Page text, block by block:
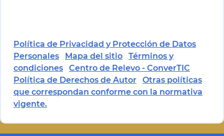
Política de Privacidad y Protección de Datos
Personales
Mapa del sitio
Términos y
condiciones
Centro de Relevo - ConverTIC
Política de Derechos de Autor
Otras políticas
que correspondan conforme con la normativa
vigente.